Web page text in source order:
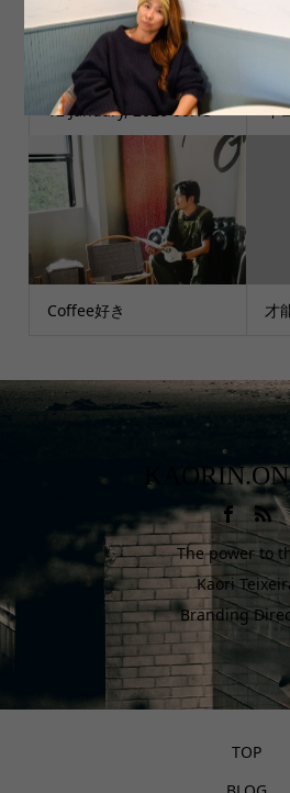
12 January, 2020 00:15 イ
Coffee好き 才
The power to
Kaori
Branding
TOP